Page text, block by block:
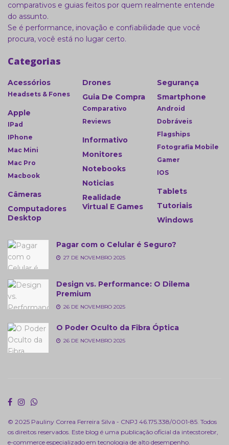
comparativos e guias feitos por quem realmente entende
do assunto.
Se é performance, inovação e confiabilidade que você
procura, você está no lugar certo.
Categorias
Acessórios
Headsets & Fones
Apple
IPad
IPhone
Mac Mini
Mac Pro
Macbook
Câmeras
Computadores
Desktop
Drones
Guia De Compra
Comparativo
Reviews
Informativo
Monitores
Notebooks
Noticias
Realidade
Virtual E Games
Segurança
Smartphone
Android
Dobráveis
Flagships
Fotografia Mobile
Gamer
IOS
Tablets
Tutoriais
Windows
Pagar com o Celular é Seguro?
27 DE NOVEMBRO 2025
Design vs. Performance: O Dilema
Premium
26 DE NOVEMBRO 2025
O Poder Oculto da Fibra Óptica
26 DE NOVEMBRO 2025
© 2025 Pauliny Correa Ferreira Silva - CNPJ 46.175.338/0001-85. Todos
os direitos reservados. Este blog é uma publicação oficial da intecstorebr,
e-commerce especializado em tecnologia de alto desempenho.